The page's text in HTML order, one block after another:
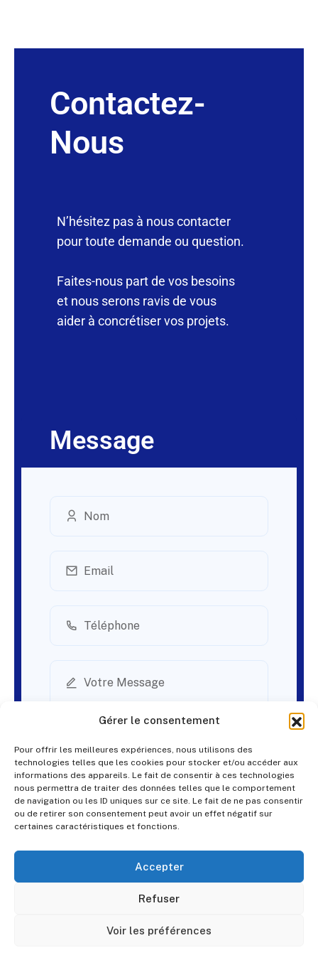
Gérer le consentement
Pour offrir les meilleures expériences, nous utilisons des
technologies telles que les cookies pour stocker et/ou accéder aux
informations des appareils. Le fait de consentir à ces technologies
nous permettra de traiter des données telles que le comportement
de navigation ou les ID uniques sur ce site. Le fait de ne pas consentir
ou de retirer son consentement peut avoir un effet négatif sur
certaines caractéristiques et fonctions.
Accepter
Refuser
Voir les préférences
Contactez-
Nous
N’hésitez pas à nous contacter
pour toute demande ou question.
Faites-nous part de vos besoins
et nous serons ravis de vous
aider à concrétiser vos projets.
Message